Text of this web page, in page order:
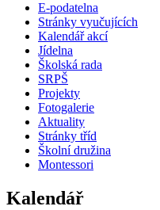
E-podatelna
Stránky vyučujících
Kalendář akcí
Jídelna
Školská rada
SRPŠ
Projekty
Fotogalerie
Aktuality
Stránky tříd
Školní družina
Montessori
Kalendář